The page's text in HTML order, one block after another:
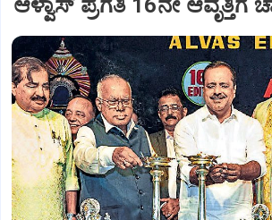
ಆಳ್ವಾಸ್‌ ಪ್ರಗತಿ 16ನೇ ಆವೃತ್ತಿಗೆ